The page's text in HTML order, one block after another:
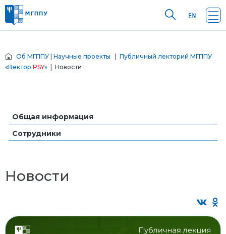
Об МГППУ Научные проекты
Публичный лекторий МГППУ
«Вектор PSY» | Новости
Общая информация
Сотрудники
Новости